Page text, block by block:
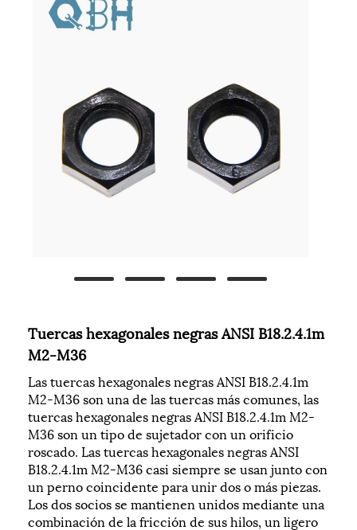
Tuercas hexagonales negras ANSI B18.2.4.1m
M2-M36
Las tuercas hexagonales negras ANSI B18.2.4.1m
M2-M36 son una de las tuercas más comunes, las
tuercas hexagonales negras ANSI B18.2.4.1m M2-
M36 son un tipo de sujetador con un orificio
roscado. Las tuercas hexagonales negras ANSI
B18.2.4.1m M2-M36 casi siempre se usan junto con
un perno coincidente para unir dos o más piezas.
Los dos socios se mantienen unidos mediante una
combinación de la fricción de sus hilos, un ligero